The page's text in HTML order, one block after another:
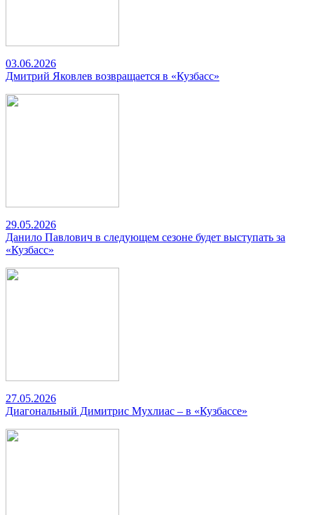
03.06.2026
Дмитрий Яковлев возвращается в «Кузбасс»
29.05.2026
Данило Павлович в следующем сезоне будет выступать за
«Кузбасс»
27.05.2026
Диагональный Димитрис Мухлиас – в «Кузбассе»